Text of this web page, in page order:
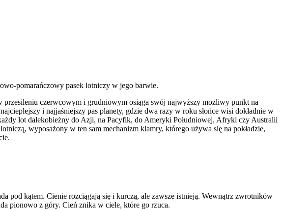
pomarańczowy pasek lotniczy w jego barwie.
przesileniu czerwcowym i grudniowym osiąga swój najwyższy możliwy punkt na
i najjaśniejszy pas planety, gdzie dwa razy w roku słońce wisi dokładnie w
lot dalekobieżny do Azji, na Pacyfik, do Ameryki Południowej, Afryki czy Australii
wyposażony w ten sam mechanizm klamry, którego używa się na pokładzie,
pod kątem. Cienie rozciągają się i kurczą, ale zawsze istnieją. Wewnątrz zwrotników
pionowo z góry. Cień znika w ciele, które go rzuca.